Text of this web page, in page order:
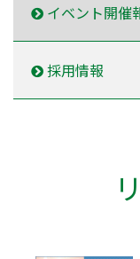
イベント開催
採用情報